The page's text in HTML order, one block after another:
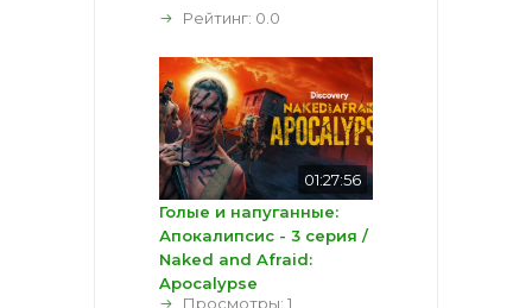
Рейтинг: 0.0
01:27:56
Голые и напуганные:
Апокалипсис - 3 серия /
Naked and Afraid:
Apocalypse
Просмотры: 1